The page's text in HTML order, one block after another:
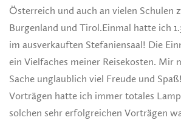
Österreich und auch an vielen Schulen
Burgenland und Tirol.Einmal hatte ich
im ausverkauften Stefaniensaal! Die
ein Vielfaches meiner Reisekosten. Mir
Sache unglaublich viel Freude und
Vorträgen hatte ich immer totales
solchen sehr erfolgreichen Vorträgen